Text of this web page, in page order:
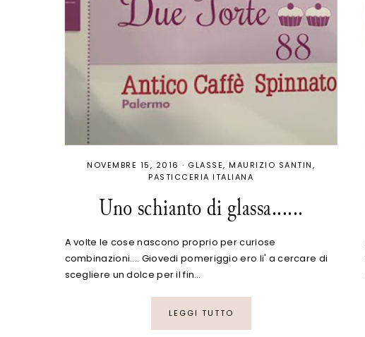
NOVEMBRE 15, 2016 · GLASSE MAURIZIO SANTIN
PASTICCERIA ITALIANA
Uno schianto di glassa......
A volte le cose nascono proprio per curiose
combinazioni.... Giovedi pomeriggio ero li' a cercare di
scegliere un dolce per il fin…
LEGGI TUTTO